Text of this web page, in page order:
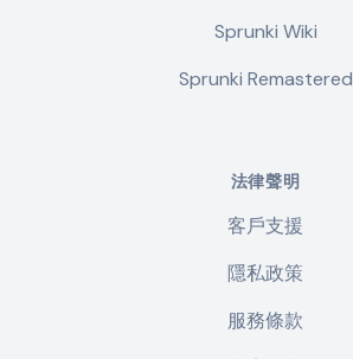
Sprunki Wiki
Sprunki Remastered
法律聲明
客戶支援
隱私政策
服務條款